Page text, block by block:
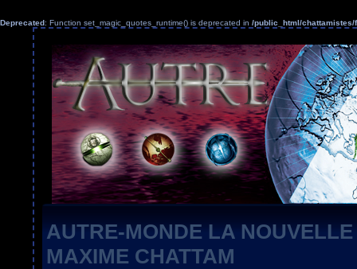
Deprecated: Function set_magic_quotes_runtime() is deprecated in /public_html/chattamistes/
AUTRE-MONDE LA
MAXIME CHATTAM